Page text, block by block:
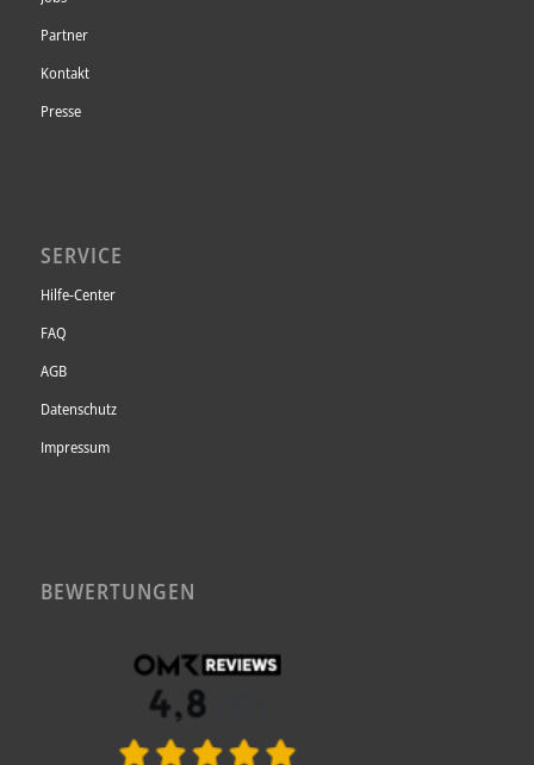
Partner
Kontakt
Presse
SERVICE
Hilfe-Center
FAQ
AGB
Datenschutz
Impressum
BEWERTUNGEN